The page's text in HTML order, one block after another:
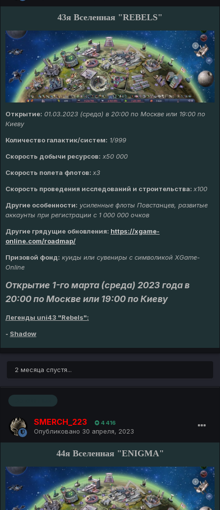
43я Вселенная "REBELS"
Открытие: 01.03.2023 (среда) в 20:00 по Москве или 19:00 по
Киеву
Количество галактик/систем: 1/999
Скорость добычи ресурсов: х50 000
Скорость полета флотов: х3
Скорость проведения исследований и строительства: x100
Другие особенности: усиленные флоты Повстанцев, развитые
аккаунты при регистрации с 1 000 000 очков
Другие грядущие обновления: https://xgame-
online.com/roadmap/
Призовой фонд: куиды или сувениры с символикой XGame-
Online
Открытие 1-го марта (среда) 2023 года в
20:00 по Москве или 19:00 по Киеву
Легенды uni43 "Rebels":
- Shadow
2 месяца спустя...
SMERCH_223 4 416
Опубликовано 30 апреля, 2023
44я Вселенная "ENIGMA"